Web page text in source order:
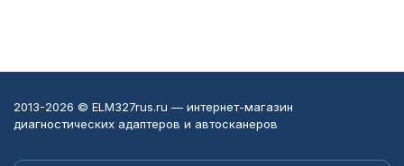
2013-2026 © ELM327rus.ru — интернет-магазин
диагностических адаптеров и автосканеров